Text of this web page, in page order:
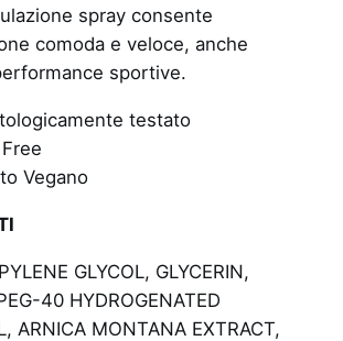
spray consente
comoda e veloce, anche
sportive.
testato
Vegano
GLYCOL, GLYCERIN,
40 HYDROGENATED
ARNICA MONTANA EXTRACT,